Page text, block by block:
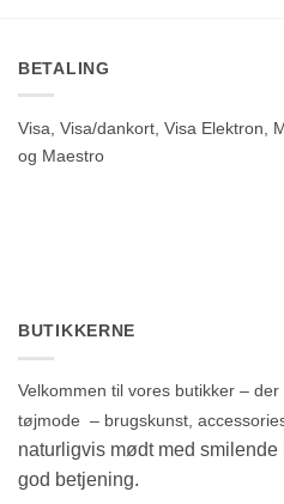
BETALING
Visa, Visa/dankort, Visa Elektron,
og Maestro
BUTIKKERNE
Velkommen til vores butikker –
tøjmode – brugskunst,
naturligvis mødt med
god betjening.